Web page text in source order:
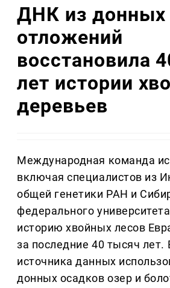
ДНК из донных
отложений
восстановила
лет истории
деревьев
Международная команда
включая специалистов из
общей генетики РАН и
федерального
историю хвойных лесов
за последние 40 тысяч лет.
источника данных
донных осадков озер и